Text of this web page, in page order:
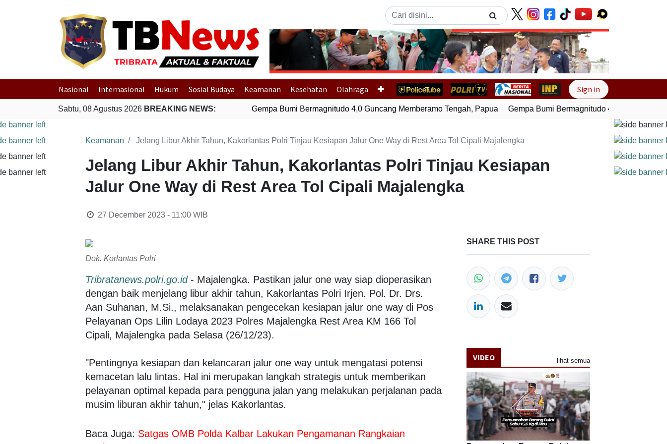
Previous Next
Nasional Internasional Hukum Sosial Budaya Keamanan Kesehatan Olahraga Sign in
Sabtu, 08 Agustus 2026 BREAKING NEWS: Gempa Bumi Bermagnitudo 4,0 Guncang Memberamo Tengah, Papua Gempa Bumi Bermagnitudo 4,0 Guncang
Keamanan Jelang Libur Akhir Tahun, Kakorlantas Polri Tinjau Kesiapan Jalur One Way di Rest Area Tol Cipali Majalengka
Jelang Libur Akhir Tahun, Kakorlantas Polri Tinjau Kesiapan
Jalur One Way di Rest Area Tol Cipali Majalengka
27 December 2023 - 11:00WIB
Dok. Korlantas Polri
Tribratanews.polri.go.id- Majalengka. Pastikan jalur one way siap dioperasikan
dengan baik menjelang libur akhir tahun, Kakorlantas Polri Irjen. Pol. Dr. Drs.
Aan Suhanan, M.Si., melaksanakan pengecekan kesiapan jalur one way di Pos
Pelayanan Ops Lilin Lodaya 2023 Polres Majalengka Rest Area KM 166 Tol
Cipali, Majalengka pada Selasa (26/12/23).
"Pentingnya kesiapan dan kelancaran jalur one way untuk mengatasi potensi
kemacetan lalu lintas. Hal ini merupakan langkah strategis untuk memberikan
pelayanan optimal kepada para pengguna jalan yang melakukan perjalanan pada
musim liburan akhir tahun," jelas Kakorlantas.
Baca Juga: Satgas OMB Polda Kalbar Lakukan Pengamanan Rangkaian
SHARE THIS POST
VIDEO lihat semua